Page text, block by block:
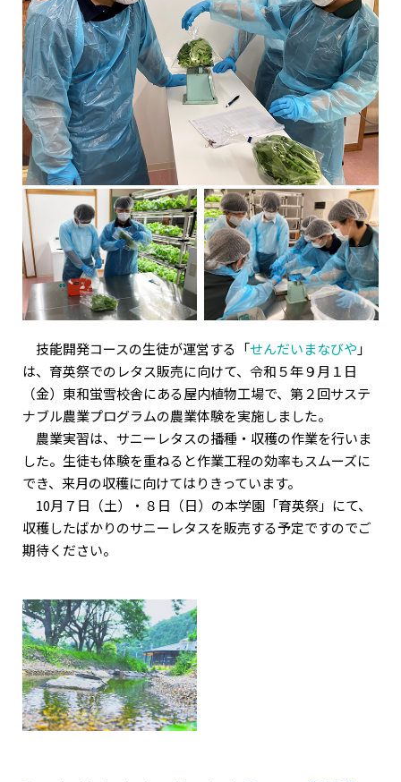
技能開発コースの生徒が運営する「せんだいまなびや 」
は、育英祭でのレタス販売に向けて、令和５年９月１日
（金）東和蛍雪校舎にある屋内植物工場で、第２回サステ
ナブル農業プログラムの農業体験を実施しました。
農業実習は、サニーレタスの播種・収穫の作業を行いま
した。生徒も体験を重ねると作業工程の効率もスムーズに
でき、来月の収穫に向けてはりきっています。
10月７日（土）・８日（日）の本学園「育英祭」にて、
収穫したばかりのサニーレタスを販売する予定ですのでご
期待ください。